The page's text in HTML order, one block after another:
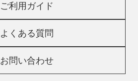
ご利用ガイド
よくある質問
お問い合わせ